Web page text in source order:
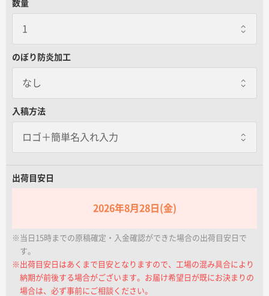
再注文について
よくあるご質問
名入れグループサイト
数量
のぼり防炎加工
なし
あり
一枚あたり+500.00円
屋内やガソリンスタンドなどで使用する
入稿方法
出荷目安日
2026年8月28日(金)
※当日15時までの原稿確定・入金確認ができた場合の出荷目安日で
す。
※出荷目安日はあくまで目安となりますので、工場の混み具合により
納期が前後する場合がございます。お届け希望日が既にお決まりの
場合は、必ず事前にご相談ください。